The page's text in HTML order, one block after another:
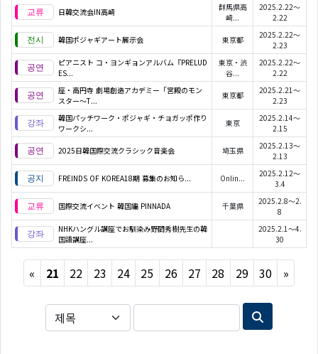
日韓交流会IN高崎
群馬県高
崎...
2025.2.22～
2.22
韓国ポジャギアート展示会 東京都
2025.2.22～
2.23
ピアニスト コ・ヨンギョンアルバム『PRELUD
ES...
東京・渋
谷...
2025.2.22～
2.22
座・高円寺 劇場創造アカデミー「宮殿のモン
スター～T...
東京都
2025.2.21～
2.23
韓国パッチワーク・ポジャギ・チョガッポ作り
ワークシ...
東京
2025.2.14～
2.15
2025日韓国際交流クラシック音楽会 埼玉県
2025.2.13～
2.13
FREINDS OF KOREA18期 募集のお知ら... Onlin...
2025.2.12～
3.4
国際交流イベント 韓国編 PINNADA 千葉県
2025.2.8～2.
8
NHKハングル講座でお馴染み野間秀樹先生の韓
国語講座...
2025.2.1～4.
30
« Previous
21 22 23 24 25 26 27 28 29 30 »Next